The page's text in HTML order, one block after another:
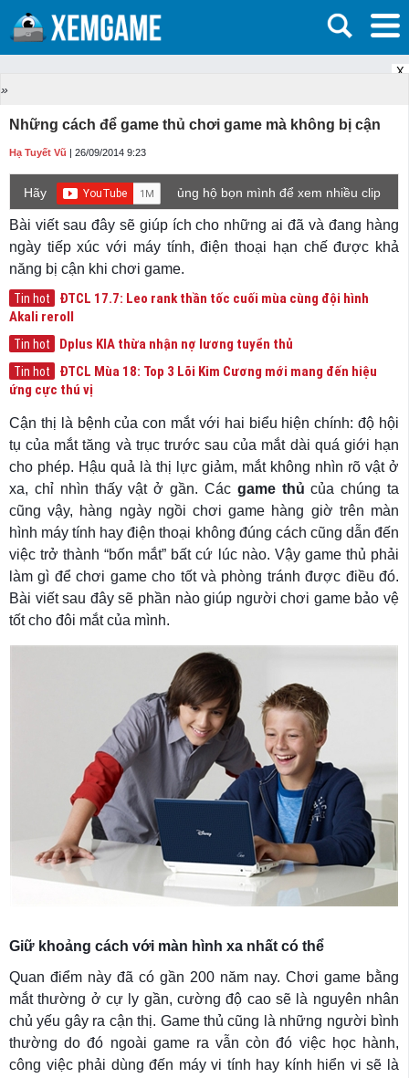
X
»
Những cách để game thủ chơi game mà không bị cận
Hạ Tuyết Vũ | 26/09/2014 9:23
Hãy
ủng hộ bọn mình để xem nhiều clip
game mới hơn nhé!
Bài viết sau đây sẽ giúp ích cho những ai đã và đang hàng
ngày tiếp xúc với máy tính, điện thoại hạn chế được khả
năng bị cận khi chơi game.
Tin hot
ĐTCL 17.7: Leo rank thần tốc cuối mùa cùng đội hình
Akali reroll
Tin hot Dplus KIA thừa nhận nợ lương tuyển thủ
Tin hot
ĐTCL Mùa 18: Top 3 Lõi Kim Cương mới mang đến hiệu
ứng cực thú vị
Cận thị là bệnh của con mắt với hai biểu hiện chính: độ hội
tụ của mắt tăng và trục trước sau của mắt dài quá giới hạn
cho phép. Hậu quả là thị lực giảm, mắt không nhìn rõ vật ở
xa, chỉ nhìn thấy vật ở gần. Các game thủ của chúng ta
cũng vậy, hàng ngày ngồi chơi game hàng giờ trên màn
hình máy tính hay điện thoại không đúng cách cũng dẫn đến
việc trở thành “bốn mắt” bất cứ lúc nào. Vậy game thủ phải
làm gì để chơi game cho tốt và phòng tránh được điều đó.
Bài viết sau đây sẽ phần nào giúp người chơi game bảo vệ
tốt cho đôi mắt của mình.
Giữ khoảng cách với màn hình xa nhất có thể
Quan điểm này đã có gần 200 năm nay. Chơi game bằng
mắt thường ở cự ly gần, cường độ cao sẽ là nguyên nhân
chủ yếu gây ra cận thị. Game thủ cũng là những người bình
thường do đó ngoài game ra vẫn còn đó việc học hành,
công việc phải dùng đến máy vi tính hay kính hiển vi sẽ là